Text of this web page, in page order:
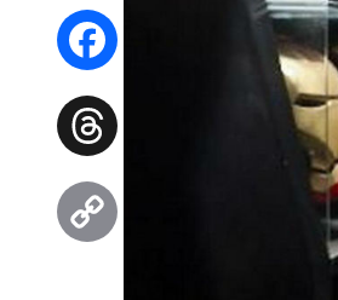
WhatsApp
Facebook
Threads